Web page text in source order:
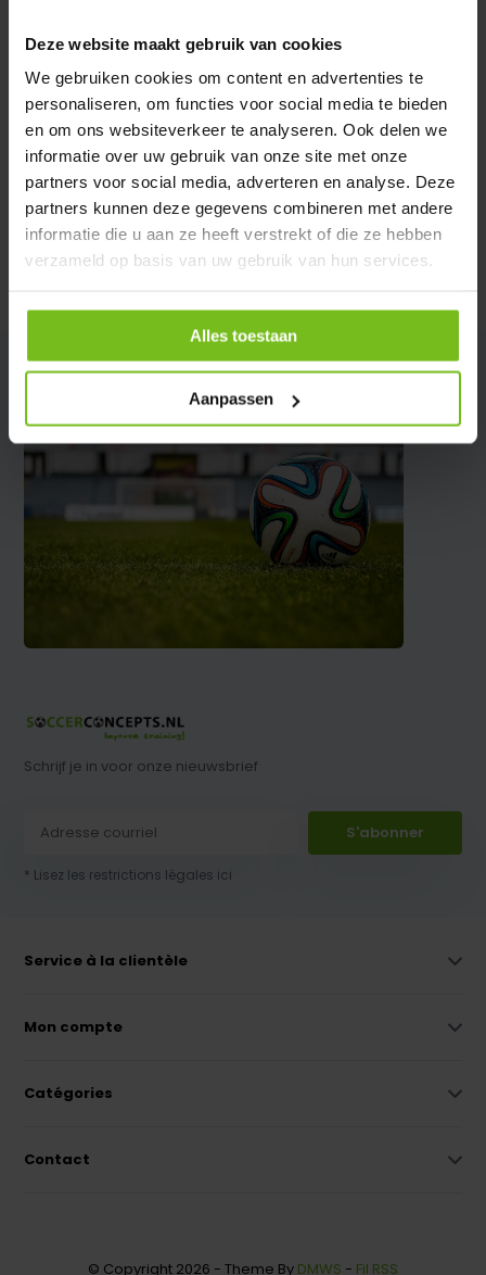
Deze website maakt gebruik van cookies
We gebruiken cookies om content en advertenties te
personaliseren, om functies voor social media te bieden
en om ons websiteverkeer te analyseren. Ook delen we
informatie over uw gebruik van onze site met onze
partners voor social media, adverteren en analyse. Deze
partners kunnen deze gegevens combineren met andere
informatie die u aan ze heeft verstrekt of die ze hebben
verzameld op basis van uw gebruik van hun services.
Alles toestaan
Aanpassen
Description du produit
Spécifications
Évaluations
Schrijf je in voor onze nieuwsbrief
S'abonner
* Lisez les restrictions légales ici
Service à la clientèle
Mon compte
Catégories
Contact
© Copyright 2026 - Theme By DMWS - Fil RSS